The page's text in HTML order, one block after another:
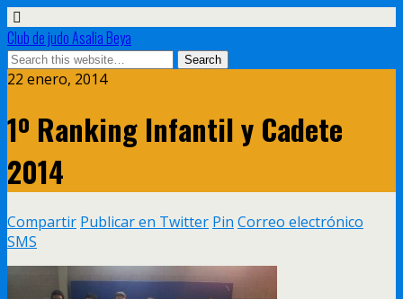
Club de judo Asalia Beya
22 enero, 2014
1º Ranking Infantil y Cadete
2014
Compartir Publicar en Twitter Pin Correo electrónico
SMS